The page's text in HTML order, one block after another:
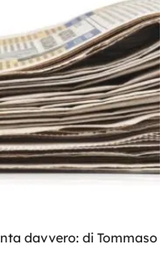
davvero: di Tommaso